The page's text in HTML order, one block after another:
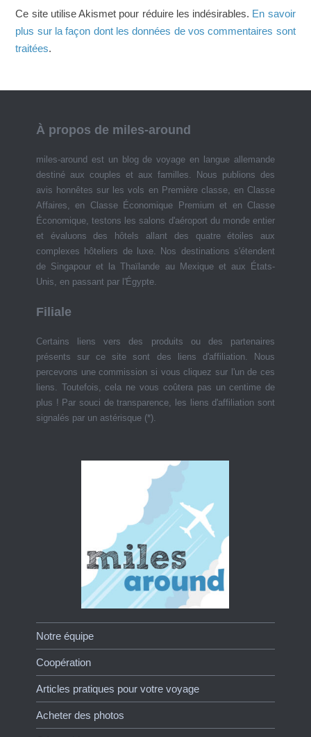
Ce site utilise Akismet pour réduire les indésirables. En savoir
plus sur la façon dont les données de vos commentaires sont
traitées.
À propos de miles-around
miles-around est un blog de voyage en langue allemande
destiné aux couples et aux familles. Nous publions des
avis honnêtes sur les vols en Première classe, en Classe
Affaires, en Classe Économique Premium et en Classe
Économique, testons les salons d'aéroport du monde entier
et évaluons des hôtels allant des quatre étoiles aux
complexes hôteliers de luxe. Nos destinations s'étendent
de Singapour et la Thaïlande au Mexique et aux États-
Unis, en passant par l'Égypte.
Filiale
Certains liens vers des produits ou des partenaires
présents sur ce site sont des liens d'affiliation. Nous
percevons une commission si vous cliquez sur l'un de ces
liens. Toutefois, cela ne vous coûtera pas un centime de
plus ! Par souci de transparence, les liens d'affiliation sont
signalés par un astérisque (*).
Notre équipe
Coopération
Articles pratiques pour votre voyage
Acheter des photos